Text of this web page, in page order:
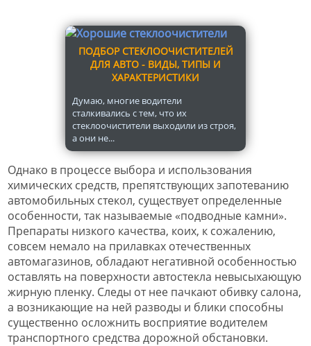
ПОДБОР СТЕКЛООЧИСТИТЕЛЕЙ
ДЛЯ АВТО - ВИДЫ, ТИПЫ И
ХАРАКТЕРИСТИКИ
Думаю, многие водители
сталкивались с тем, что их
стеклоочистители выходили из строя,
а они не...
Однако в процессе выбора и использования
химических средств, препятствующих запотеванию
автомобильных стекол, существует определенные
особенности, так называемые «подводные камни».
Препараты низкого качества, коих, к сожалению,
совсем немало на прилавках отечественных
автомагазинов, обладают негативной особенностью
оставлять на поверхности автостекла невысыхающую
жирную пленку. Следы от нее пачкают обивку салона,
а возникающие на ней разводы и блики способны
существенно осложнить восприятие водителем
транспортного средства дорожной обстановки.